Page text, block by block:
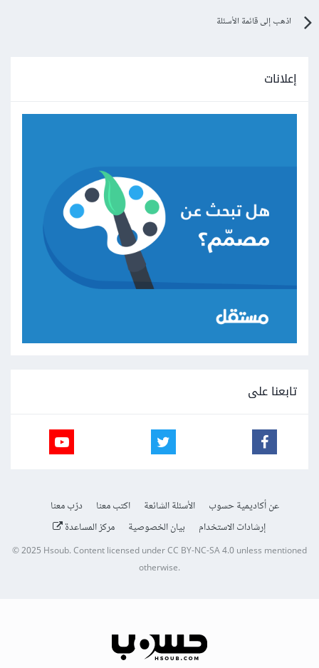
اذهب إلى قائمة الأسئلة
إعلانات
تابعنا على
عن أكاديمية حسوب الأسئلة الشائعة اكتب معنا
درّب معنا
إرشادات الاستخدام
بيان الخصوصية مركز المساعدة
© 2025Hsoub.Content licensed underCC BY-NC-SA 4.0unless mentioned
otherwise.